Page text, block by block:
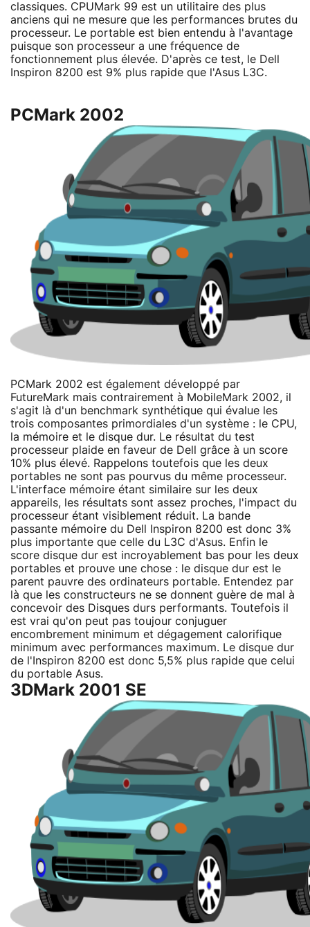
classiques. CPUMark 99 est un utilitaire des plus
anciens qui ne mesure que les performances brutes du
processeur. Le portable est bien entendu à l'avantage
puisque son processeur a une fréquence de
fonctionnement plus élevée. D'après ce test, le Dell
Inspiron 8200 est 9% plus rapide que l'Asus L3C.
PCMark 2002
PCMark 2002 est également développé par
FutureMark mais contrairement à MobileMark 2002, il
s'agit là d'un benchmark synthétique qui évalue les
trois composantes primordiales d'un système : le CPU,
la mémoire et le disque dur. Le résultat du test
processeur plaide en faveur de Dell grâce à un score
10% plus élevé. Rappelons toutefois que les deux
portables ne sont pas pourvus du même processeur.
L'interface mémoire étant similaire sur les deux
appareils, les résultats sont assez proches, l'impact du
processeur étant visiblement réduit. La bande
passante mémoire du Dell Inspiron 8200 est donc 3%
plus importante que celle du L3C d'Asus. Enfin le
score disque dur est incroyablement bas pour les deux
portables et prouve une chose : le disque dur est le
parent pauvre des ordinateurs portable. Entendez par
là que les constructeurs ne se donnent guère de mal à
concevoir des Disques durs performants. Toutefois il
est vrai qu'on peut pas toujour conjuguer
encombrement minimum et dégagement calorifique
minimum avec performances maximum. Le disque dur
de l'Inspiron 8200 est donc 5,5% plus rapide que celui
du portable Asus.
3DMark 2001 SE